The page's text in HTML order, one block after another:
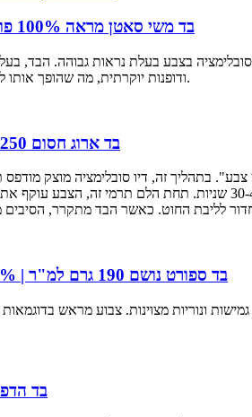
בד משי סאטן מראה 100% פוליאסטר עם סובלימציה | חומר איכותי לדגלים ובאנרים
להדפסת סובלימציה בצבע בעלת נראות
ודופנות יוקרתית, מה שהופך אותו לבחירה האידיאלית עבור דגלים, באנרים וגרפיקה לתצוגה יוקרתיים.
בד ארוג חסום 250 גרם למ"ר עבור דגלי סובלימציה דו-צדדיים עם חסימה
בתהליך זה, דיו סובלימציה מוצק
כשפניו כלפי מטה על הבד ועובר לחום של 190-200 מעלות צלזיוס ולחץ
בד ספורט נושם 190 גרם למ"ר | 92% פוליאסטר 8% ספנדקס נמתח לבגדי ספורט לגברים
190 גרם למ"ר עם 92% פוליאסטר ו-8% ספנדקס, המציע גמישות
בד